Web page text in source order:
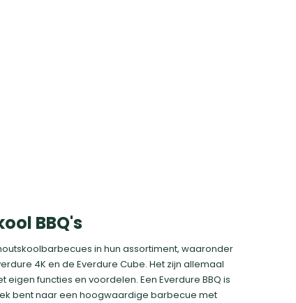
BBQ's
in hun assortiment, waaronder
4K en de Everdure Cube. Het zijn allemaal
functies en voordelen. Een Everdure BBQ is
bent naar een hoogwaardige barbecue met